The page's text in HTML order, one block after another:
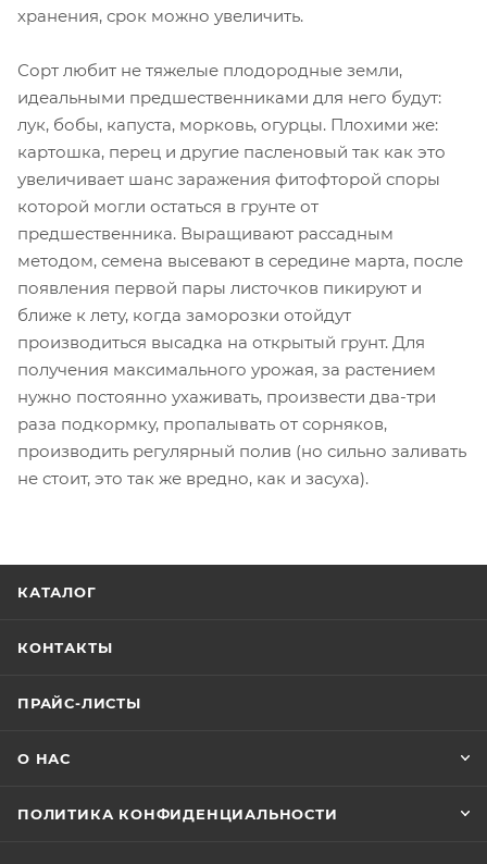
хранения, срок можно увеличить.
Сорт любит не тяжелые плодородные земли,
идеальными предшественниками для него будут:
лук, бобы, капуста, морковь, огурцы. Плохими же:
картошка, перец и другие пасленовый так как это
увеличивает шанс заражения фитофторой споры
которой могли остаться в грунте от
предшественника. Выращивают рассадным
методом, семена высевают в середине марта, после
появления первой пары листочков пикируют и
ближе к лету, когда заморозки отойдут
производиться высадка на открытый грунт. Для
получения максимального урожая, за растением
нужно постоянно ухаживать, произвести два-три
раза подкормку, пропалывать от сорняков,
производить регулярный полив (но сильно заливать
не стоит, это так же вредно, как и засуха).
КАТАЛОГ
КОНТАКТЫ
ПРАЙС-ЛИСТЫ
О НАС
ПОЛИТИКА КОНФИДЕНЦИАЛЬНОСТИ